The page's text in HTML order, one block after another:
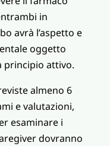
in
avrà l’aspetto e
oggetto
principio attivo.
almeno 6
e valutazioni,
esaminare i
dovranno